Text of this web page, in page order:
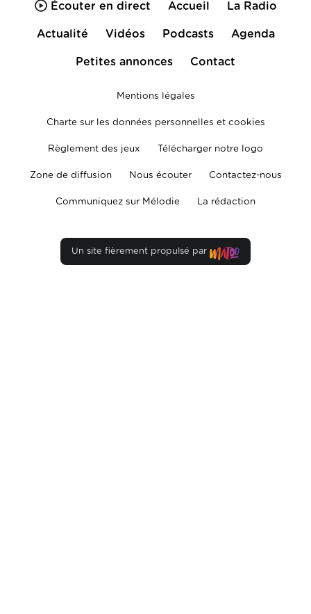
Écouter en direct Accueil La Radio
Actualité Vidéos Podcasts Agenda
Petites annonces Contact
Mentions légales
Charte sur les données personnelles et cookies
Règlement des jeux Télécharger notre logo
Zone de diffusion Nous écouter Contactez-nous
Communiquez sur Mélodie La rédaction
Un site fièrement propulsé par